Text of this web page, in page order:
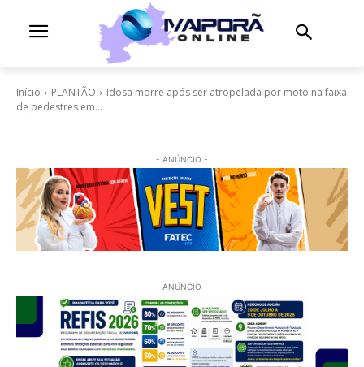
Início PLANTÃO
Idosa morre após ser atropelada por moto na faixa
de pedestres em...
- ANÚNCIO -
- ANÚNCIO -